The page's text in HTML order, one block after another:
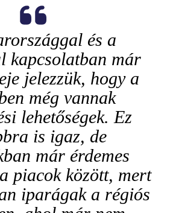
és a
kapcsolatban már
jelezzük, hogy a
még vannak
lehetőségek. Ez
is igaz, de
már érdemes
piacok között, mert
iparágak a régiós